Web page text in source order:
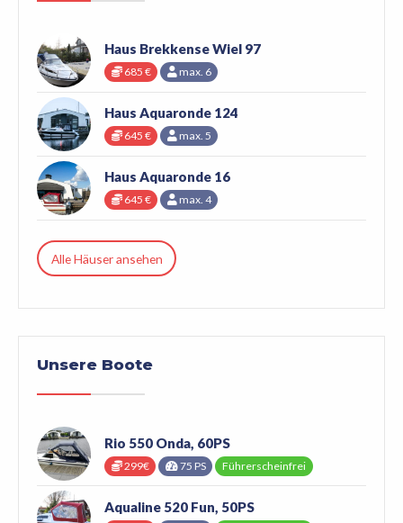
Haus Brekkense Wiel 97
685 € max. 6
Haus Aquaronde 124
645 € max. 5
Haus Aquaronde 16
645 € max. 4
Alle Häuser ansehen
Unsere Boote
Rio 550 Onda, 60PS
299€ 75 PS Führerscheinfrei
Aqualine 520 Fun, 50PS